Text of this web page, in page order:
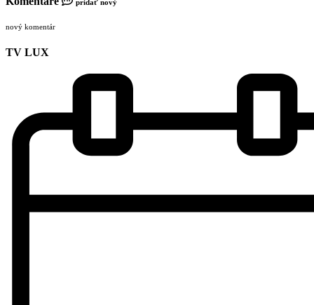
pridať nový
nový komentár
TV LUX